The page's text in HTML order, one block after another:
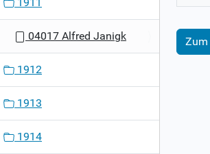
Zum
04017 Alfred Janigk
1912
1913
1914